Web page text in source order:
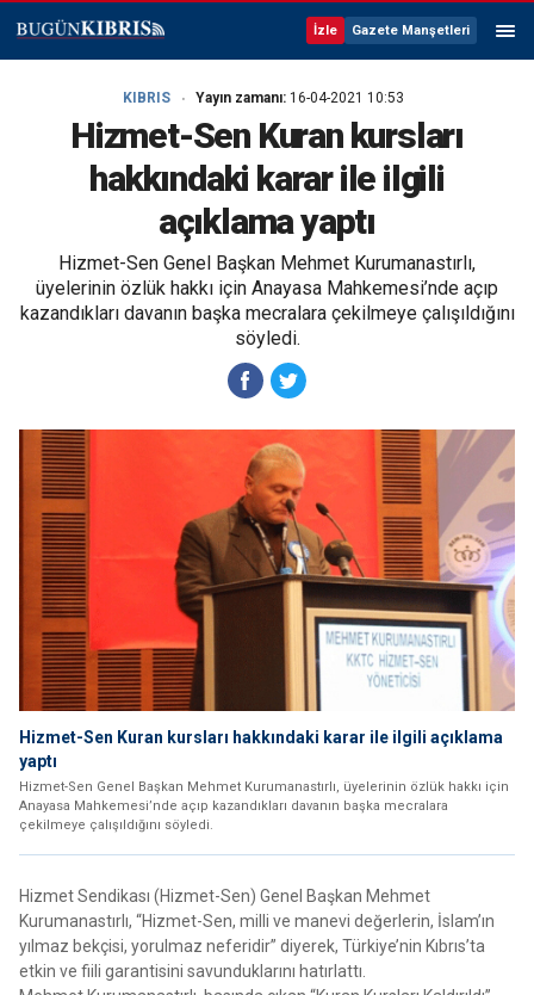
İzle Gazete Manşetleri
KIBRIS Yayın zamanı: 16-04-2021 10:53
Hizmet-Sen Kuran kursları
hakkındaki karar ile ilgili
açıklama yaptı
Hizmet-Sen Genel Başkan Mehmet Kurumanastırlı,
üyelerinin özlük hakkı için Anayasa Mahkemesi’nde açıp
kazandıkları davanın başka mecralara çekilmeye çalışıldığını
söyledi.
Hizmet-Sen Kuran kursları hakkındaki karar ile ilgili açıklama
yaptı
Hizmet-Sen Genel Başkan Mehmet Kurumanastırlı, üyelerinin özlük hakkı için
Anayasa Mahkemesi’nde açıp kazandıkları davanın başka mecralara
çekilmeye çalışıldığını söyledi.
Hizmet Sendikası (Hizmet-Sen) Genel Başkan Mehmet
Kurumanastırlı, “Hizmet-Sen, milli ve manevi değerlerin, İslam’ın
yılmaz bekçisi, yorulmaz neferidir” diyerek, Türkiye’nin Kıbrıs’ta
etkin ve fiili garantisini savunduklarını hatırlattı.